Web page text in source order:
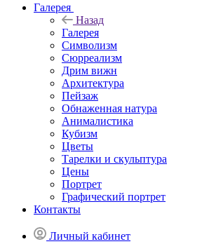
Галерея
Назад
Галерея
Символизм
Сюрреализм
Дрим вижн
Архитектура
Пейзаж
Обнаженная натура
Анималистика
Кубизм
Цветы
Тарелки и скульптура
Цены
Портрет
Графический портрет
Контакты
Личный кабинет